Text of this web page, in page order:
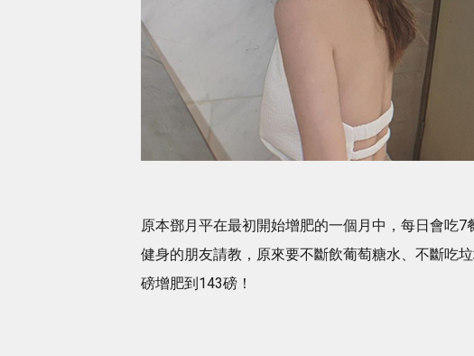
原本鄧月平在最初開始增肥的一個月中，每日會吃
健身的朋友請教，原來要不斷飲葡萄糖水、不斷吃
磅增肥到143磅！